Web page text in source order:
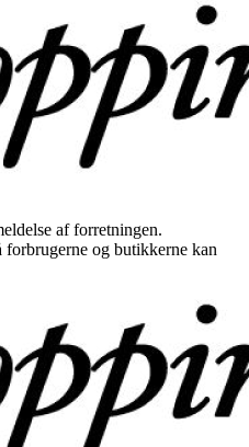
af forretningen.
forbrugerne og butikkerne kan